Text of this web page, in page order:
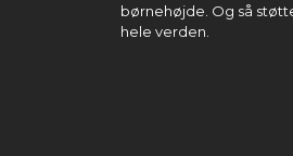
børnehøjde. Og så
hele verden.